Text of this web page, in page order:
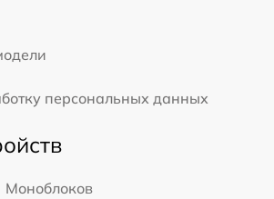
персональных данных
Моноблоков